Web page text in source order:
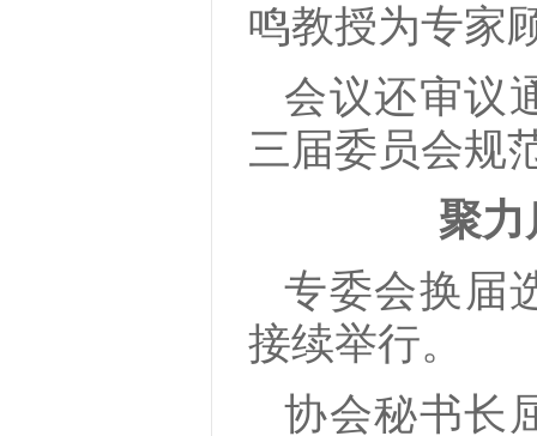
鸣教授为专家
会议还审议
三届委员会规
聚力
专委会换届
接续举行。
协会秘书长